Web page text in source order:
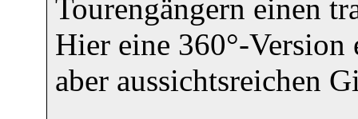
Tourengängern einen
Hier eine 360°-Version
aber aussichtsreichen